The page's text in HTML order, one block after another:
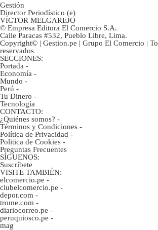
Gestión
Director Periodístico (e)
VÍCTOR MELGAREJO
© Empresa Editora El Comercio S.A.
Calle Paracas #532, Pueblo Libre, Lima.
Copyright© | Gestion.pe | Grupo El Comercio |
reservados
SECCIONES:
Portada -
Economía -
Mundo -
Perú -
Tu Dinero -
Tecnología
CONTACTO:
¿Quiénes somos? -
Términos y Condiciones -
Política de Privacidad -
Politica de Cookies -
Preguntas Frecuentes
SÍGUENOS:
Suscríbete
VISITE TAMBIÉN:
elcomercio.pe -
clubelcomercio.pe -
depor.com -
trome.com -
diariocorreo.pe -
peruquiosco.pe -
mag